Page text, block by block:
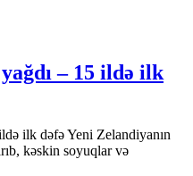
– 15 ildə ilk
ilk dəfə Yeni Zelandiyanın
kəskin soyuqlar və